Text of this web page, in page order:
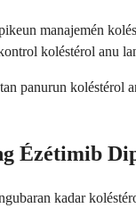
manajemén
koléstérol anu
panurun koléstérol
Ézétimib
kadar